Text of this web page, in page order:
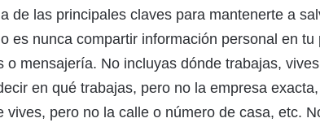
de las principales claves para mantenerte a
es nunca compartir información personal en
o mensajería. No incluyas dónde trabajas,
en qué trabajas, pero no la empresa
vives, pero no la calle o número de casa, etc.